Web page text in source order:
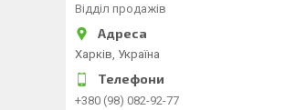
Відділ продажів
Харків, Україна
+380 (98) 082-92-77